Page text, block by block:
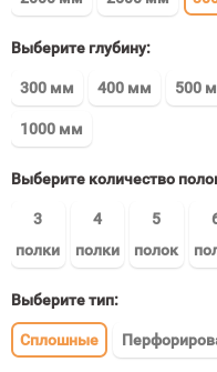
Выберите глубину:
300 мм 400 мм 500
1000 мм
Выберите количество
3
полки
4
полки
5
полок
Выберите тип:
Сплошные